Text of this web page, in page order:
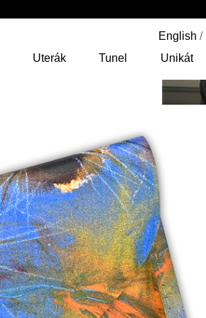
English /
Uterák Tunel Unikát